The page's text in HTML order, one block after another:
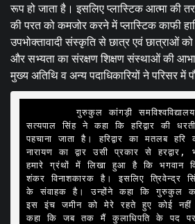
रूप हो जाता है। इसलिए प्लास्टिक आत्मा की
की परत को कमजोर करने में प्लास्टिक काफी
उपभोक्तावादी संस्कृति से छात्र एवं छात्राओं
और सभ्यता का संरक्षण शिक्षण संस्थाओं की
मुख्य अतिथि व अन्य पदाधिकारियों ने परिसर में
        गुरुकुल कांगड़ी समविश्वविद्यालय के कुलाधिपति डा0
सत्यपाल सिंह ने कहा कि हरिद्वार की
पहचाना जाता है। हरिद्वार का मतलब हरि
नारायण का द्वार उसी प्रकार से हरद्वार,
हमारे ग्रंथों में लिखा हुआ है कि भगवान
शंकर विनाशकारक है। इसलिए त्रिवेन्द्र
के संवाहक है। उन्होंने कहा कि गुरुकुल
इस इंच जमीन को मेरे रहते हुए कोई नहीं
कहा कि जब तक मैं कुलाधिपति के पद